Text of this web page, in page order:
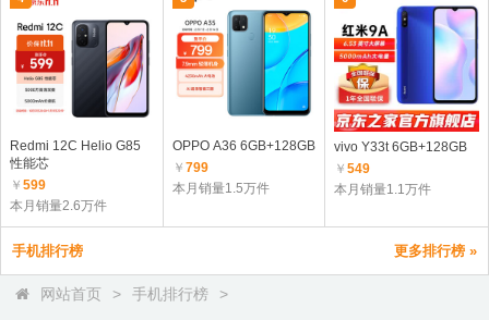
Redmi 12C Helio G85
性能芯
￥ 599
本月销量2.6万件
OPPO A36 6GB+128GB
￥ 799
本月销量1.5万件
vivo Y33t 6GB+128GB
￥549
本月销量1.1万件
手机排行榜 更多排行榜 »
网站首页 > 手机排行榜 >